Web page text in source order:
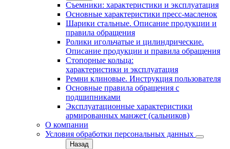
Съемники: характеристики и эксплуатация
Основные характеристики пресс‑масленок
Шарики стальные. Описание продукции и
правила обращения
Ролики игольчатые и цилиндрические.
Описание продукции и правила обращения
Стопорные кольца:
характеристики и эксплуатация
Ремни клиновые. Инструкция пользователя
Основные правила обращения с
подшипниками
Эксплуатационные характеристики
армированных манжет (сальников)
О компании
Условия обработки персональных данных
Назад